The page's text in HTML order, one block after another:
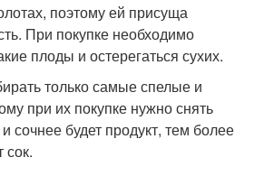
поэтому ей присуща
При покупке необходимо
плоды и остерегаться сухих.
только самые спелые и
при их покупке нужно снять
сочнее будет продукт, тем более
сок.